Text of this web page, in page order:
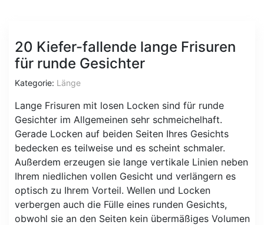
20 Kiefer-fallende lange Frisuren
für runde Gesichter
Kategorie: Länge
Lange Frisuren mit losen Locken sind für runde
Gesichter im Allgemeinen sehr schmeichelhaft.
Gerade Locken auf beiden Seiten Ihres Gesichts
bedecken es teilweise und es scheint schmaler.
Außerdem erzeugen sie lange vertikale Linien neben
Ihrem niedlichen vollen Gesicht und verlängern es
optisch zu Ihrem Vorteil. Wellen und Locken
verbergen auch die Fülle eines runden Gesichts,
obwohl sie an den Seiten kein übermäßiges Volumen